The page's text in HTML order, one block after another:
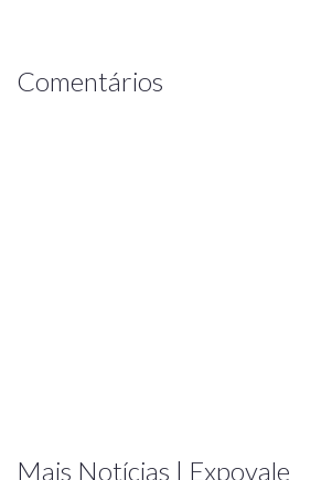
Comentários
Mais Notícias | Expovale